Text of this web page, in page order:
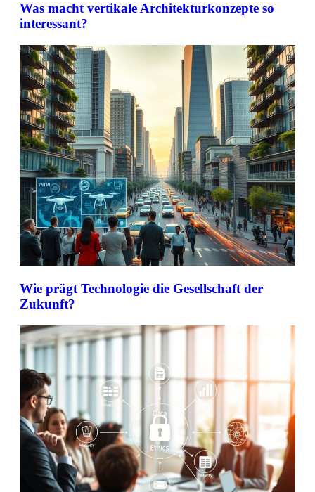
Was macht vertikale Architekturkonzepte so
interessant?
Wie prägt Technologie die Gesellschaft der
Zukunft?